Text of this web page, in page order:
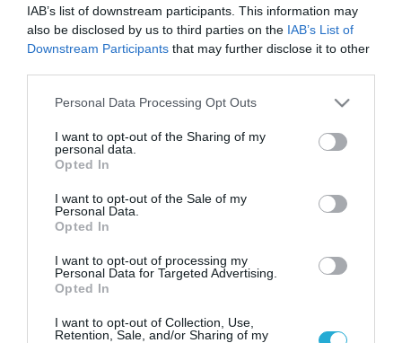
IAB’s list of downstream participants. This information may
also be disclosed by us to third parties on the IAB’s List of
Downstream Participants that may further disclose it to other
Please note that this website/app uses one or more Google
not limited to your visit or usage behaviour. You may click to
grant or deny consent to Google and its third-party tags to
use your data for below specified purposes in below Google
consent section.
Personal Data Processing Opt Outs
I want to opt-out of the Sharing of my
personal data.
Opted In
I want to opt-out of the Sale of my
Personal Data.
Opted In
I want to opt-out of processing my
Personal Data for Targeted Advertising.
Opted In
I want to opt-out of Collection, Use,
Retention, Sale, and/or Sharing of my